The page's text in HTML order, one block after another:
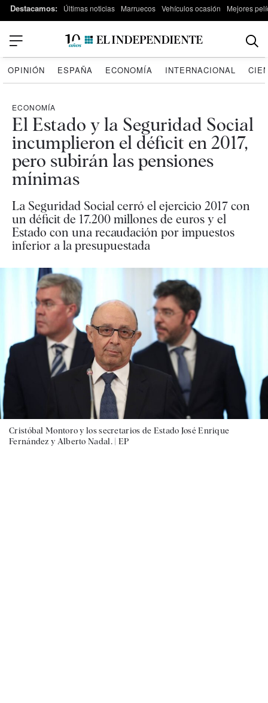
Destacamos: Últimas noticias Marruecos Vehículos ocasión Mejores
OPINIÓN ESPAÑA ECONOMÍA INTERNACIONAL
ECONOMÍA
El Estado y la Seguridad Social
incumplieron el déficit en 2017,
pero subirán las pensiones
mínimas
La Seguridad Social cerró el ejercicio 2017 con
un déficit de 17.200 millones de euros y el
Estado con una recaudación por impuestos
inferior a la presupuestada
Cristóbal Montoro y los secretarios de Estado José Enrique
Fernández y Alberto Nadal. | EP